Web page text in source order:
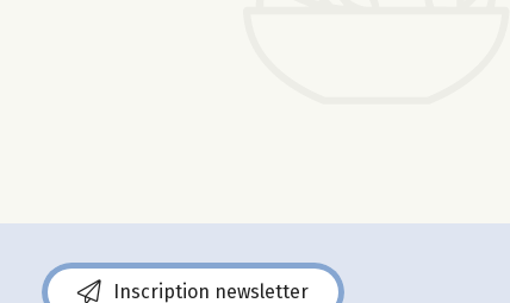
Inscription newsletter